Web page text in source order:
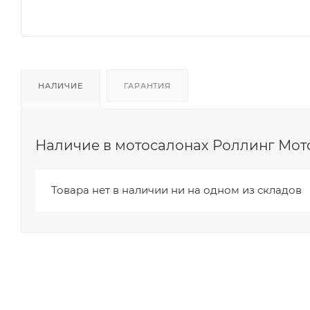
НАЛИЧИЕ ГАРАНТИЯ
Наличие в мотосалонах Роллинг
Товара нет в наличии ни на одном из складов